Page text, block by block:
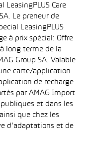
LeasingPLUS Care
Le preneur de
LeasingPLUS
à prix spécial: Offre
long terme de la
Group SA. Valable
carte/application
de recharge
par AMAG Import
et dans les
que chez les
d’adaptations et de